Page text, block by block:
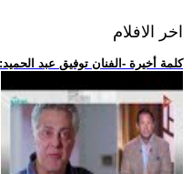
اخر الافلام
.. كلمة أخيرة -الفنان توفيق عبد